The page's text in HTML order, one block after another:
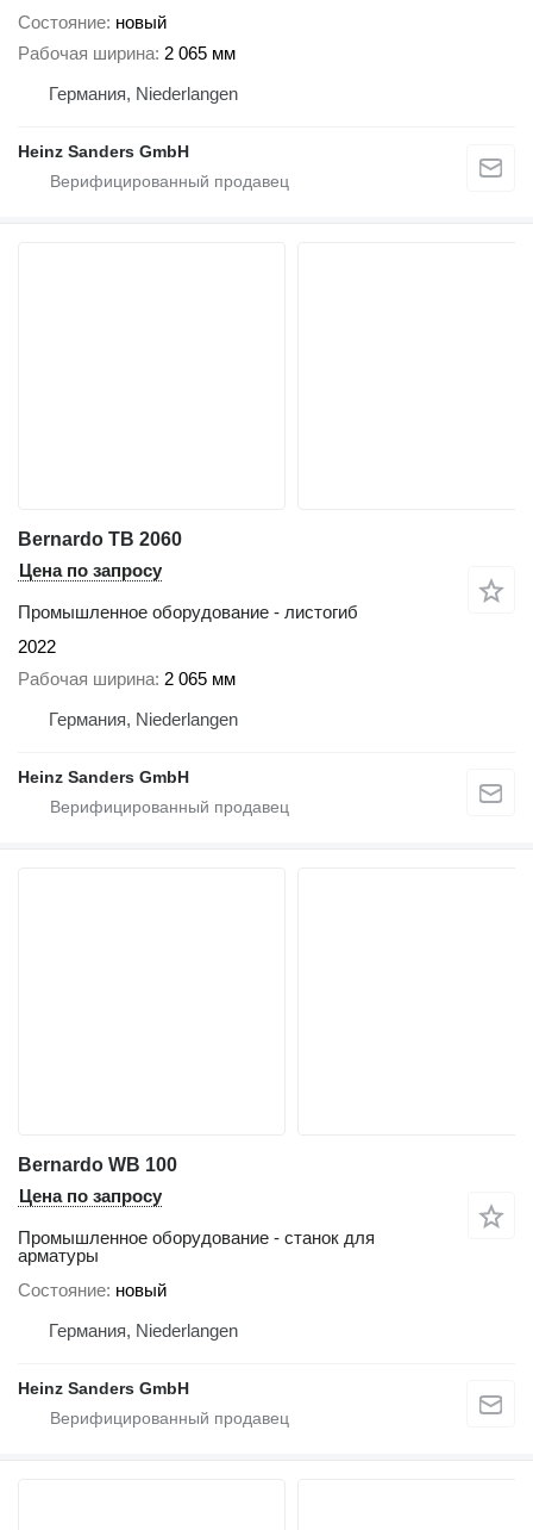
Состояние новый
Рабочая ширина 2 065 мм
Германия, Niederlangen
Heinz Sanders GmbH
Bernardo TB 2060
Цена по запросу
Промышленное оборудование - листогиб
2022
Рабочая ширина 2 065 мм
Германия, Niederlangen
Heinz Sanders GmbH
Bernardo WB 100
Цена по запросу
Промышленное оборудование - станок для
арматуры
Состояние новый
Германия, Niederlangen
Heinz Sanders GmbH